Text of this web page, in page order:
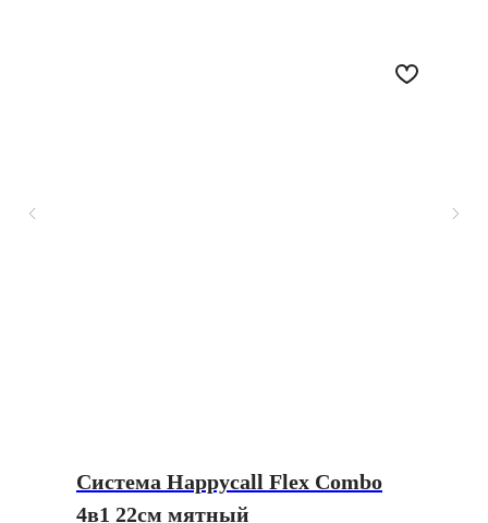
Система Happycall Flex Combo
4в1 22см мятный